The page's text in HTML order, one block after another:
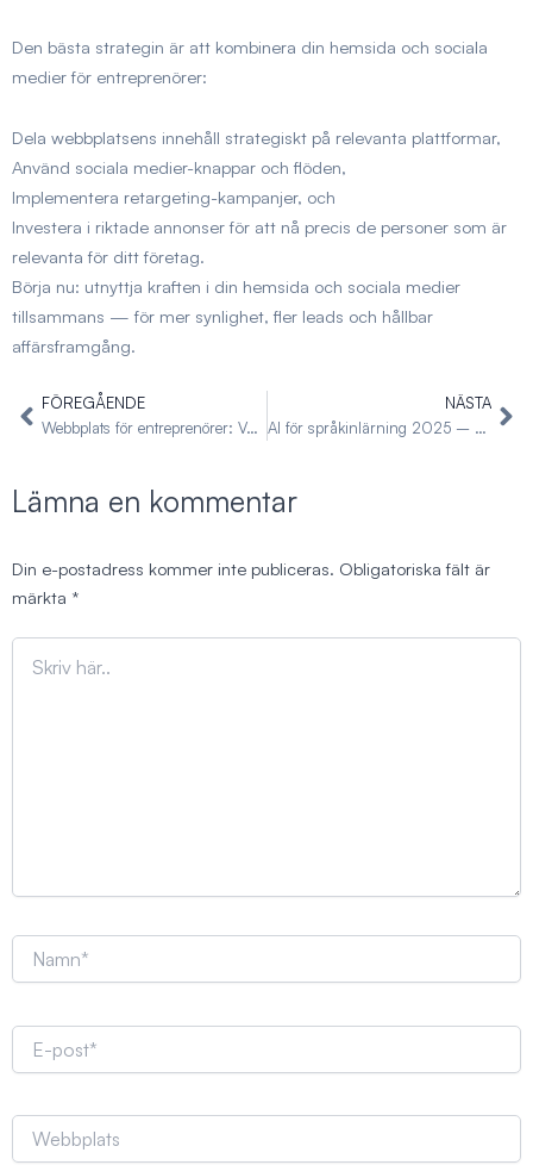
Den bästa strategin är att kombinera din hemsida och sociala
medier för entreprenörer:
Dela webbplatsens innehåll strategiskt på relevanta plattformar,
Använd sociala medier-knappar och flöden,
Implementera retargeting-kampanjer, och
Investera i riktade annonser för att nå precis de personer som är
relevanta för ditt företag.
Börja nu: utnyttja kraften i din hemsida och sociala medier
tillsammans — för mer synlighet, fler leads och hållbar
affärsframgång.
Föregående
FÖREGÅENDE
Webbplats för entreprenörer: Varför det spelar roll 2025
NÄSTA
AI för språkinlärning 2025 – Lås upp framtiden för personligt, adaptivt och immersivt träning
Lämna en kommentar
Din e-postadress kommer inte publiceras. Obligatoriska fält är
märkta *
Skriv
här..
Namn*
E-
post*
Webbplats